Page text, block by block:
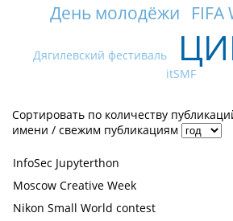
День молодёжи FIFA
Дягилевский фестиваль
itSMF
Сортировать по количеству
имени / свежим публикациям
InfoSec Jupyterthon
Moscow Creative Week
Nikon Small World contest